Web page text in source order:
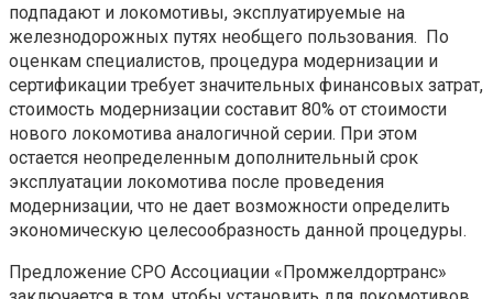
подпадают и локомотивы, эксплуатируемые на
железнодорожных путях необщего пользования. По
оценкам специалистов, процедура модернизации и
сертификации требует значительных финансовых затрат,
стоимость модернизации составит 80% от стоимости
нового локомотива аналогичной серии. При этом
остается неопределенным дополнительный срок
эксплуатации локомотива после проведения
модернизации, что не дает возможности определить
экономическую целесообразность данной процедуры.
Предложение СРО Ассоциации «Промжелдортранс»